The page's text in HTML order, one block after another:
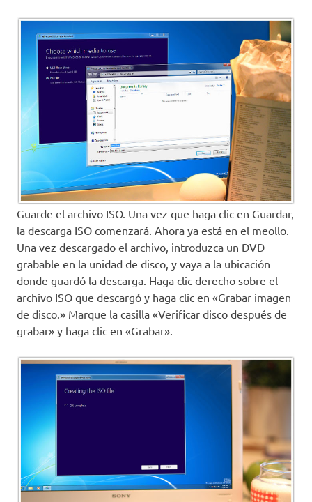
Guarde el archivo ISO. Una vez que haga clic en Guardar,
la descarga ISO comenzará. Ahora ya está en el meollo.
Una vez descargado el archivo, introduzca un DVD
grabable en la unidad de disco, y vaya a la ubicación
donde guardó la descarga. Haga clic derecho sobre el
archivo ISO que descargó y haga clic en «Grabar imagen
de disco.» Marque la casilla «Verificar disco después de
grabar» y haga clic en «Grabar».